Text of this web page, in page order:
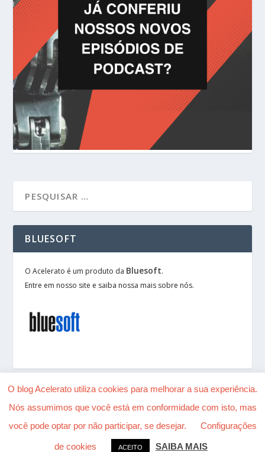
BLUESOFT
O Acelerato é um produto da Bluesoft.
Entre em nosso site e saiba nossa mais sobre nós.
Desenhado porElegant Themes| Alimentado por
O blog Acelerato utiliza cookies para melhorar a sua experiência.
Nós assumimos que você está em conformidade com isto, mas
você pode optar por não participar, se desejar.
Configurações
de cookies ACEITO SAIBA MAIS